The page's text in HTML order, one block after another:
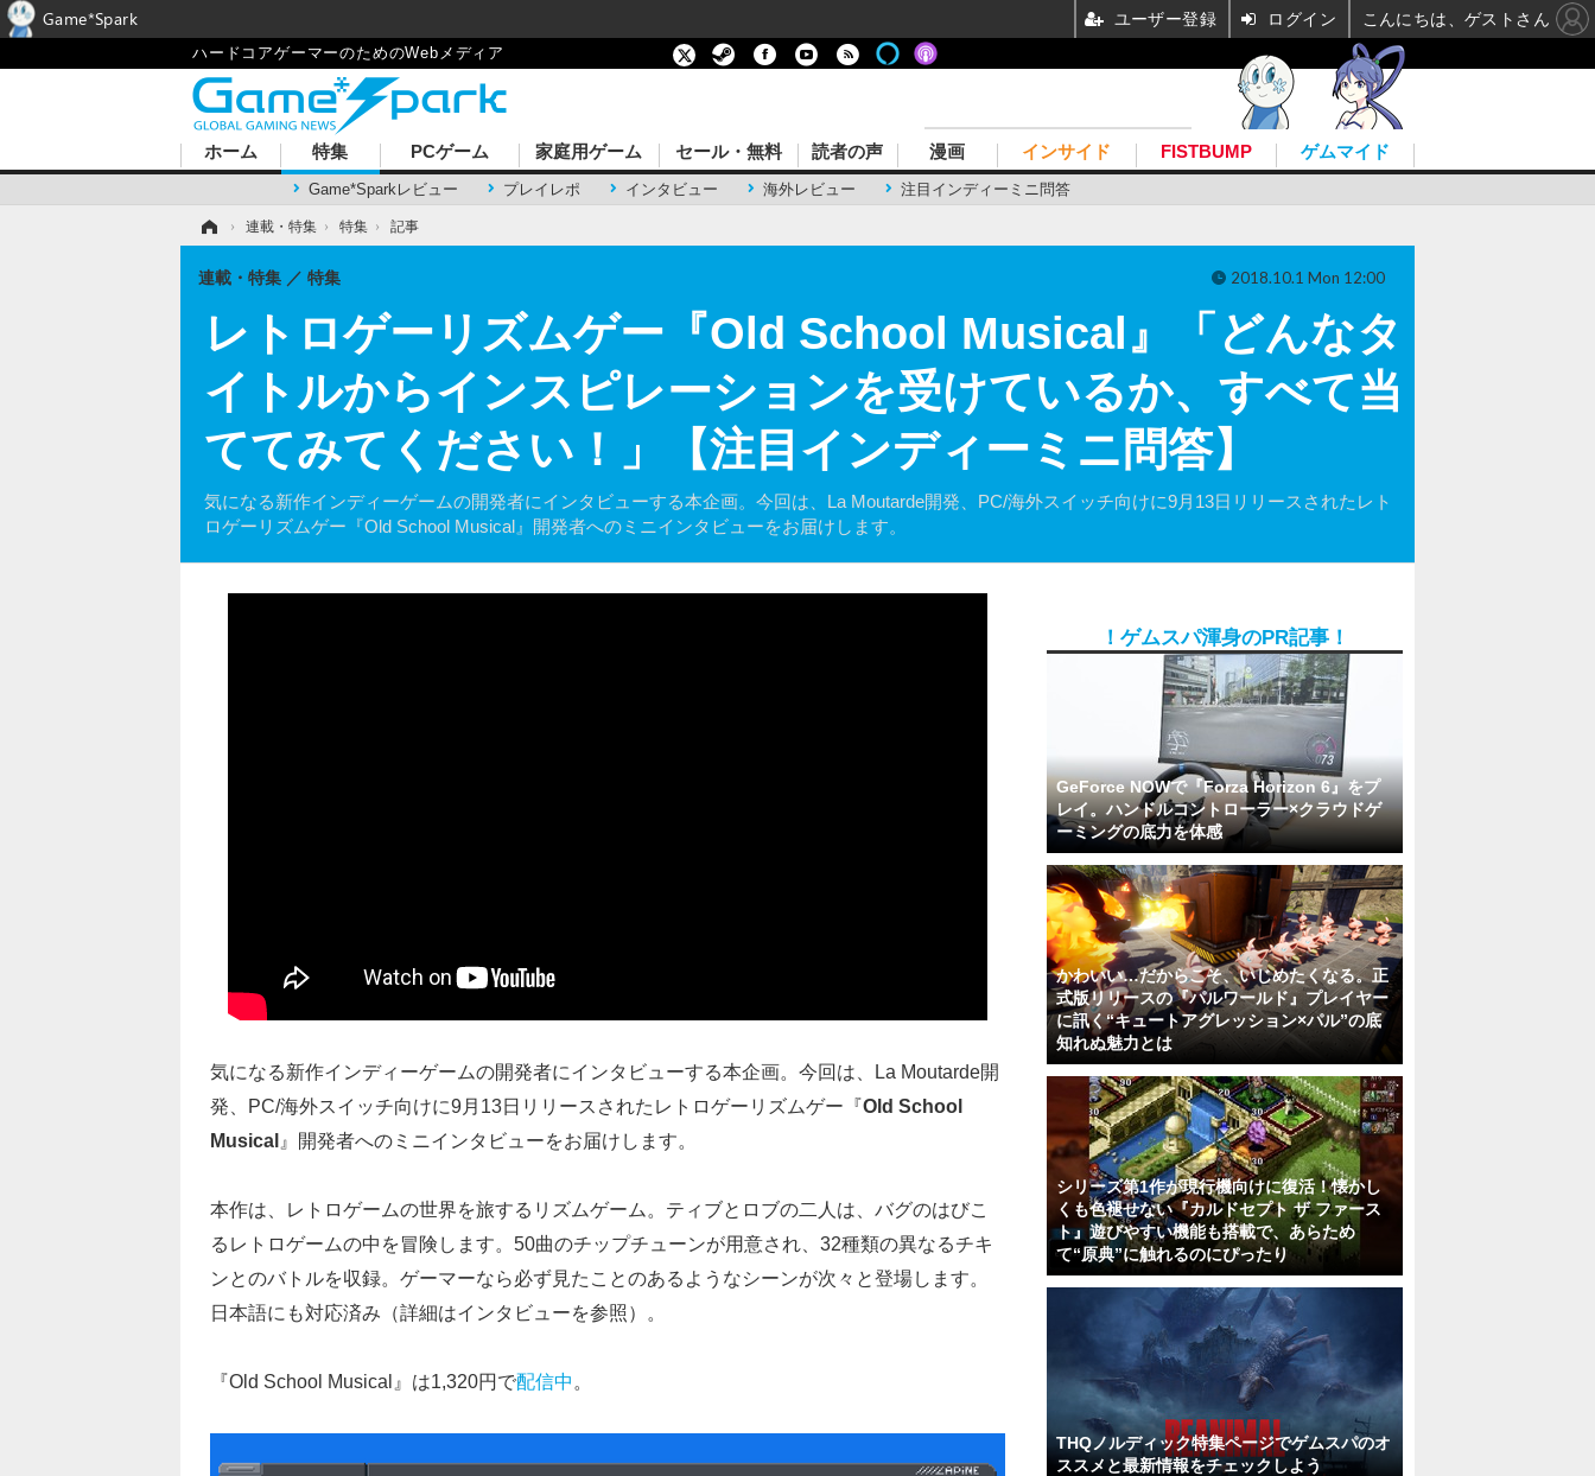
ハードコアゲーマーのためのWebメディア
ホーム 特集
Game*Sparkレビュー プレイレポ インタビュー 海外レビュー 注目インディーミニ問答
PCゲーム 家庭用ゲーム セール・無料 読者の声 漫画 インサイド FISTBUMP ゲムマイド
› 連載・特集 › 特集 › 記事
レトロゲーリズムゲー『Old School Musical』「どんなタ
イトルからインスピレーションを受けているか、すべて当
ててみてください！」【注目インディーミニ問答】
気になる新作インディーゲームの開発者にインタビューする本企画。今回は、La Moutarde開発、PC/海外スイッチ向けに9月13日リリースされたレト
ロゲーリズムゲー『Old School Musical』開発者へのミニインタビューをお届けします。
連載・特集 特集 2018.10.1 Mon 12:00
気になる新作インディーゲームの開発者にインタビューする本企画。今回は、La Moutarde開
発、PC/海外スイッチ向けに9月13日リリースされたレトロゲーリズムゲー『Old School
Musical 』開発者へのミニインタビューをお届けします。
本作は、レトロゲームの世界を旅するリズムゲーム。ティブとロブの二人は、バグのはびこ
るレトロゲームの中を冒険します。50曲のチップチューンが用意され、32種類の異なるチキ
ンとのバトルを収録。ゲーマーなら必ず見たことのあるようなシーンが次々と登場します。
日本語にも対応済み（詳細はインタビューを参照）。
『Old School Musical』は1,320円で配信中 。
！ゲムスパ渾身のPR記事！
GeForce NOWで『Forza Horizon 6』をプ
レイ。ハンドルコントローラー×クラウドゲ
ーミングの底力を体感
かわいい…だからこそ、いじめたくなる。正
式版リリースの『パルワールド』プレイヤー
に訊く“キュートアグレッション×パル”の底
知れぬ魅力とは
シリーズ第1作が現行機向けに復活！懐かし
くも色褪せない『カルドセプト ザ ファース
ト』遊びやすい機能も搭載で、あらため
て“原典”に触れるのにぴったり
THQノルディック特集ページでゲムスパのオ
ススメと最新情報をチェックしよう
Game*Spark ユーザー登録 ログイン こんにちは、ゲストさん